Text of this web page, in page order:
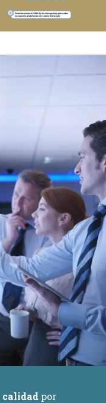
calidad por